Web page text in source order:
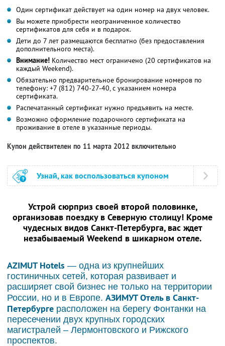
Один сертификат действует на один номер на двух человек.
Вы можете приобрести неограниченное количество
сертификатов для себя и в подарок.
Дети до 7 лет размещаются бесплатно (без предоставления
дополнительного места).
Внимание! Количество мест ограничено (20 сертификатов на
каждый Weekend).
Обязательно предварительное бронирование номеров по
телефону: +7 (812) 740-27-40, с указанием номера
сертификата.
Распечатанный сертификат нужно предъявить на месте.
Возможно оформление подарочного сертификата на
проживание в отеле в указанные периоды.
Купон действителен по 11 марта 2012 включительно
Узнай, как воспользоваться купоном
Устрой сюрприз своей второй половинке,
организовав поездку в Северную столицу! Кроме
чудесных видов Санкт-Петербурга, вас ждет
незабываемый Weekend в шикарном отеле.
AZIMUT Hotels — одна из крупнейших
гостиничных сетей, которая развивает и
расширяет свой бизнес не только на территории
России, но и в Европе. АЗИМУТ Отель в Санкт-
Петербурге расположен на берегу Фонтанки на
пересечении двух крупных городских
магистралей – Лермонтовского и Рижского
проспектов.